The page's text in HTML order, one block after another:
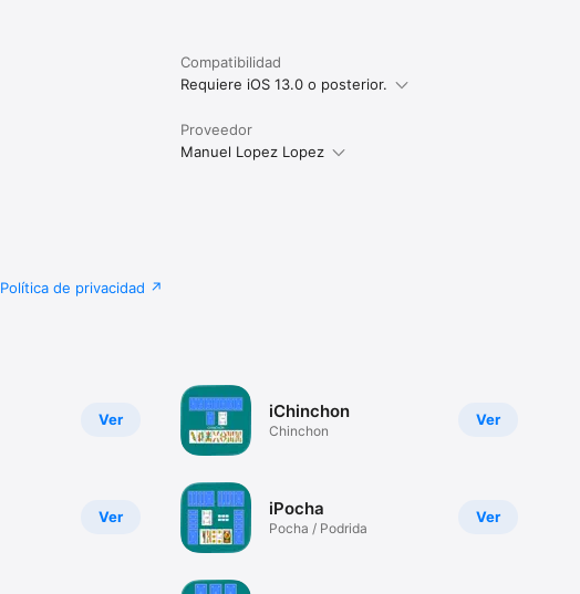
Compatibilidad
Requiere iOS 13.0 o posterior.
Proveedor
Manuel Lopez Lopez
Política de privacidad
Ver
Ver
Ver
iChinchon
Chinchon
Ver
iPocha
Pocha / Podrida